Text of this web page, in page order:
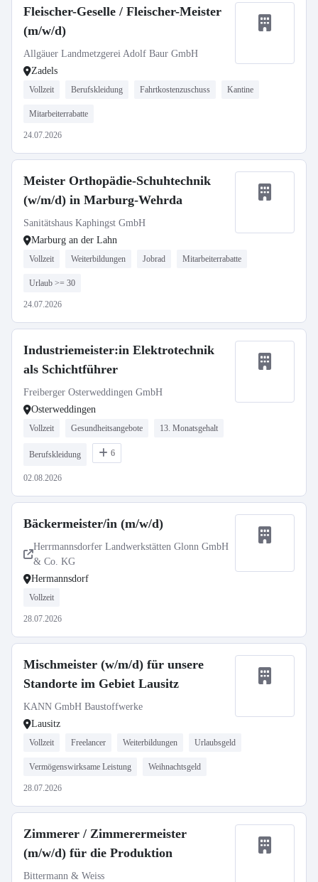
Fleischer-Geselle / Fleischer-Meister
(m/w/d)
Allgäuer Landmetzgerei Adolf Baur GmbH
Zadels
Vollzeit Berufskleidung Fahrtkostenzuschuss Kantine
Mitarbeiterrabatte
24.07.2026
Meister Orthopädie-Schuhtechnik
(w/m/d) in Marburg-Wehrda
Sanitätshaus Kaphingst GmbH
Marburg an der Lahn
Vollzeit Weiterbildungen Jobrad Mitarbeiterrabatte
Urlaub >= 30
24.07.2026
Industriemeister:in Elektrotechnik
als Schichtführer
Freiberger Osterweddingen GmbH
Osterweddingen
Vollzeit Gesundheitsangebote 13. Monatsgehalt
Berufskleidung 6
02.08.2026
Bäckermeister/in (m/w/d)
Herrmannsdorfer Landwerkstätten Glonn GmbH
& Co. KG
Hermannsdorf
Vollzeit
28.07.2026
Mischmeister (w/m/d) für unsere
Standorte im Gebiet Lausitz
KANN GmbH Baustoffwerke
Lausitz
Vollzeit Freelancer Weiterbildungen Urlaubsgeld
Vermögenswirksame Leistung Weihnachtsgeld
28.07.2026
Zimmerer / Zimmerermeister
(m/w/d) für die Produktion
Bittermann & Weiss